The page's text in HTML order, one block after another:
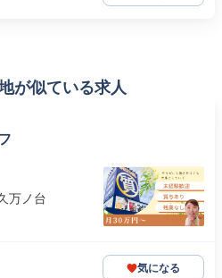
が似ている求人
万ノ台
気になる